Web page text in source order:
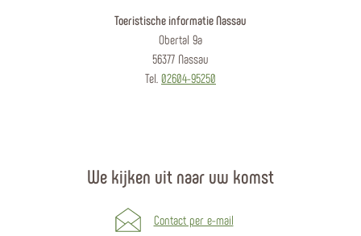
Toeristische informatie Nassau
Obertal 9a
56377 Nassau
Tel. 02604-95250
We kijken uit naar uw komst
Contact per e-mail